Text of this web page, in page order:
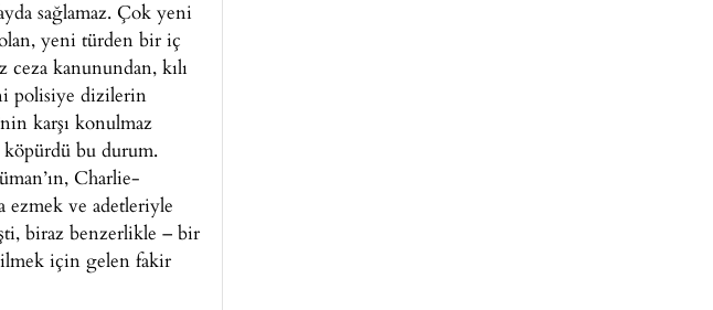
sağlamaz. Çok yeni
olan, yeni türden bir iç
ceza kanunundan, kılı
polisiye dizilerin
karşı konulmaz
köpürdü bu durum.
Charlie-
ezmek ve adetleriyle
biraz benzerlikle – bir
için gelen fakir